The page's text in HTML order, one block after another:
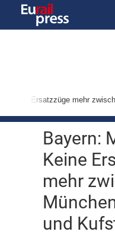
Keine Ersatzzüge mehr
Bayern:
Keine
mehr
und